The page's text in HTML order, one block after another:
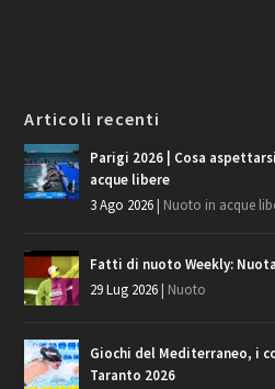
Articoli recenti
Parigi 2026 | Cosa
acque libere
3 Ago 2026| Nuoto in acque
Fatti di nuoto Weekly:
29 Lug 2026| Nuoto
Giochi del Mediterraneo, i
Taranto 2026